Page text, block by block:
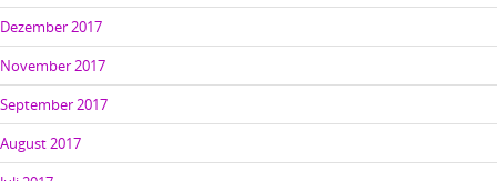
Dezember 2017
November 2017
September 2017
August 2017